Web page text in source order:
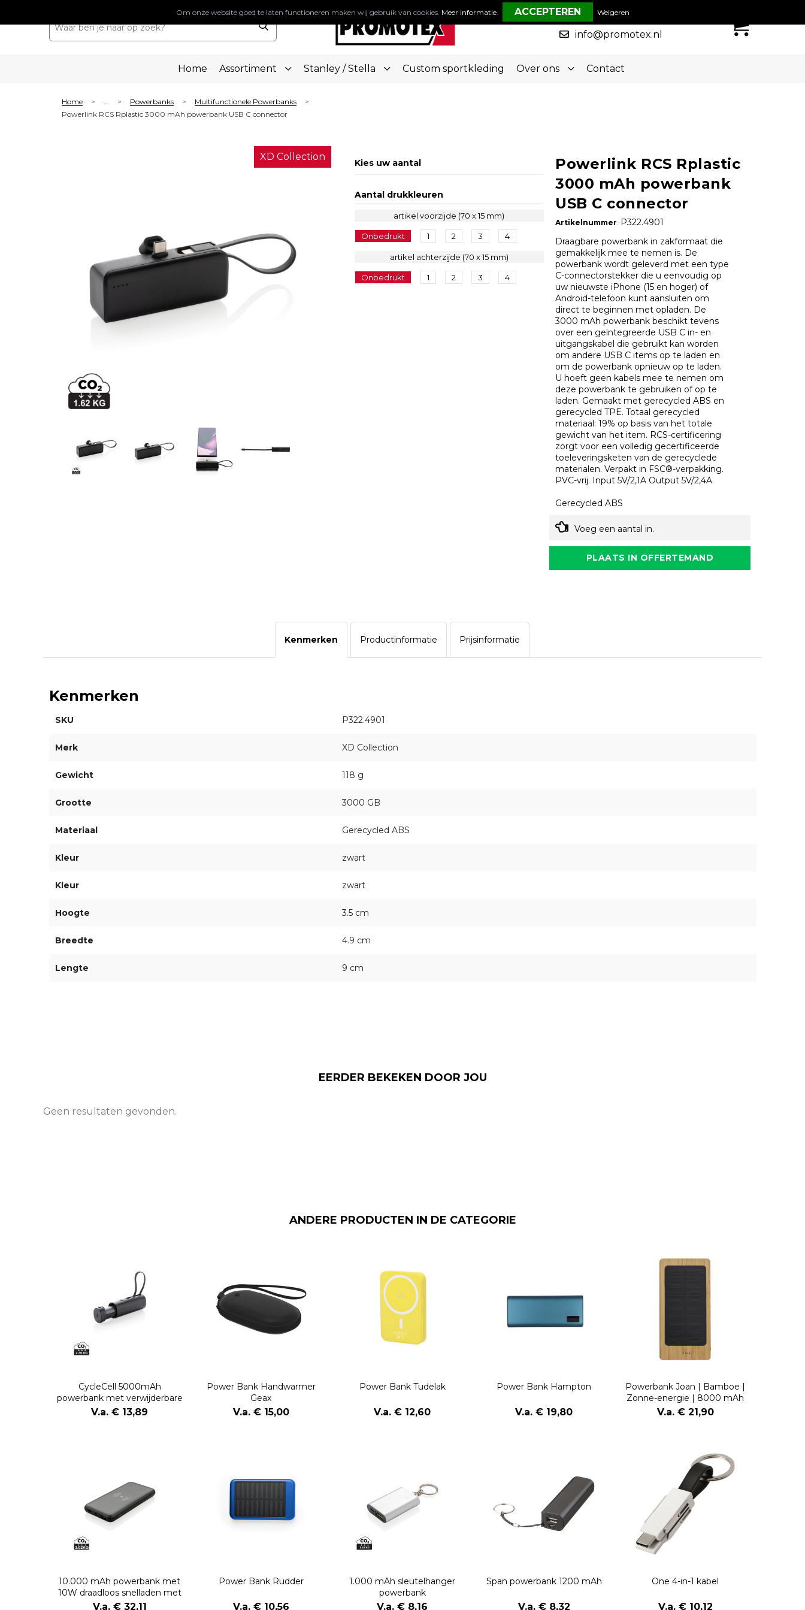
050-5773636
info@promotex.nl
Home Assortiment Stanley / Stella Custom sportkleding Over ons Contact
Home > ... > Powerbanks > Multifunctionele Powerbanks >
Powerlink RCS Rplastic 3000 mAh powerbank USB C connector
XD Collection
Kies uw aantal
Aantal drukkleuren
artikel voorzijde (70 x 15 mm)
Onbedrukt 1 2 3 4
artikel achterzijde (70 x 15 mm)
Onbedrukt 1 2 3 4
Powerlink RCS Rplastic
3000 mAh powerbank
USB C connector
Artikelnummer: P322.4901
Draagbare powerbank in zakformaat die
gemakkelijk mee te nemen is. De
powerbank wordt geleverd met een type
C-connectorstekker die u eenvoudig op
uw nieuwste iPhone (15 en hoger) of
Android-telefoon kunt aansluiten om
direct te beginnen met opladen. De
3000 mAh powerbank beschikt tevens
over een geïntegreerde USB C in- en
uitgangskabel die gebruikt kan worden
om andere USB C items op te laden en
om de powerbank opnieuw op te laden.
U hoeft geen kabels mee te nemen om
deze powerbank te gebruiken of op te
laden. Gemaakt met gerecycled ABS en
gerecycled TPE. Totaal gerecycled
materiaal: 19% op basis van het totale
gewicht van het item. RCS-certificering
zorgt voor een volledig gecertificeerde
toeleveringsketen van de gerecyclede
materialen. Verpakt in FSC®-verpakking.
PVC-vrij. Input 5V/2,1A Output 5V/2,4A.
Gerecycled ABS
Voeg een aantal in.
PLAATS IN OFFERTEMAND
Kenmerken Productinformatie Prijsinformatie
Kenmerken
SKU P322.4901
Merk XD Collection
Gewicht 118 g
Grootte 3000 GB
Materiaal Gerecycled ABS
Kleur zwart
Kleur zwart
Hoogte 3.5 cm
Breedte 4.9 cm
Lengte 9 cm
EERDER BEKEKEN DOOR JOU
Geen resultaten gevonden.
ANDERE PRODUCTEN IN DE CATEGORIE
CycleCell 5000mAh
powerbank met verwijderbare
batterij
V.a. € 13,89
Power Bank Handwarmer
Geax
V.a. € 15,00
Power Bank Tudelak
V.a. € 12,60
Power Bank Hampton
V.a. € 19,80
Powerbank Joan | Bamboe |
Zonne-energie | 8000 mAh
V.a. € 21,90
10.000 mAh powerbank met
10W draadloos snelladen met
PD
V.a. € 32,11
Power Bank Rudder
V.a. € 10,56
1.000 mAh sleutelhanger
powerbank
V.a. € 8,16
Span powerbank 1200 mAh
V.a. € 8,32
One 4-in-1 kabel
V.a. € 10,12
Om onze website goed te laten functioneren maken wij gebruik van cookies. Meer informatie. Weigeren